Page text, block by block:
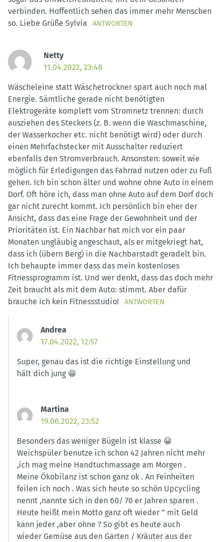
verbinden. Hoffentlich sehen das immer mehr Menschen
so. Liebe Grüße Sylvia
ANTWORTEN
Netty
11.04.2022, 23:48
Wäscheleine statt Wäschetrockner spart auch noch mal
Energie. Sämtliche gerade nicht benötigten
Elektrogeräte komplett vom Stromnetz trennen: durch
ausziehen des Steckers (z. B. wenn die Waschmaschine,
der Wasserkocher etc. nicht benötigt wird) oder durch
einen Mehrfachstecker mit Ausschalter reduziert
ebenfalls den Stromverbrauch. Ansonsten: soweit wie
möglich für Erledigungen das Fahrrad nutzen oder zu Fuß
gehen. Ich bin schon älter und wohne ohne Auto in einem
Dorf. Oft höre ich, dass man ohne Auto auf dem Dorf doch
gar nicht zurecht kommt. Ich persönlich bin eher der
Ansicht, dass das eine Frage der Gewohnheit und der
Prioritäten ist. Ein Nachbar hat mich vor ein paar
Monaten ungläubig angeschaut, als er mitgekriegt hat,
dass ich (übern Berg) in die Nachbarstadt geradelt bin.
Ich behaupte immer dass das mein kostenloses
Fitnessprogramm ist. Und wer denkt, dass das doch mehr
Zeit braucht als mit dem Auto: stimmt. Aber dafür
brauche ich kein Fitnessstudio!
ANTWORTEN
Andrea
17.04.2022, 12:57
Super, genau das ist die richtige Einstellung und
hält dich jung 😁
Martina
19.06.2022, 23:52
Besonders das weniger Bügeln ist klasse 😀
Weichspüler benutze ich schon 42 Jahren nicht mehr
,ich mag meine Handtuchmassage am Morgen .
Meine Ökobilanz ist schon ganz ok . An Feinheiten
feilen ich noch . Was sich heute so schön Upcycling
nennt ,nannte sich in den 60/ 70 er Jahren sparen .
Heute heißt mein Motto ganz oft wieder ” mit Geld
kann jeder ,aber ohne ? So gibt es heute auch
wieder Gemüse aus den Garten / Kräuter aus der